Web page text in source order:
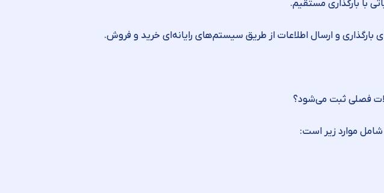
با بارگذاری مستقیم.
بارگذاری و ارسال اطلاعات از طریق سیستم‌های رایانه‌ای خرید و فروش.
موارد زیر است: